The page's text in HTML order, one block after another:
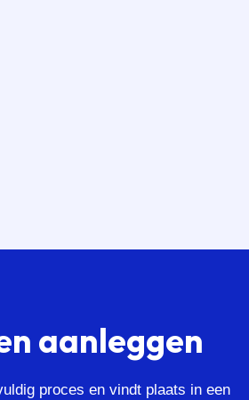
aanleggen
proces en vindt plaats in een